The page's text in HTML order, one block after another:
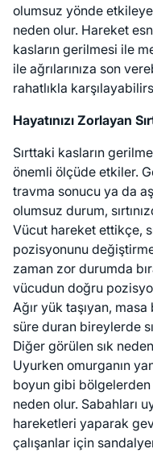
olumsuz yönde
neden olur. Hareket
kasların gerilmesi ile
ile ağrılarınıza son
rahatlıkla
Hayatınızı Zorlayan
Sırttaki kasların
önemli ölçüde etkiler.
travma sonucu ya da
olumsuz durum,
Vücut hareket ettikçe,
pozisyonunu
zaman zor durumda
vücudun doğru
Ağır yük taşıyan, masa
süre duran bireylerde
Diğer görülen sık
Uyurken omurganın
boyun gibi
neden olur. Sabahları
hareketleri yaparak
çalışanlar için